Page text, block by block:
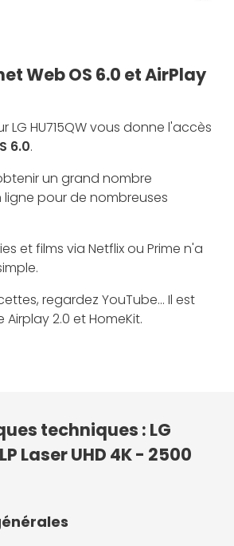
Web OS 6.0 et AirPlay
LG HU715QW vous donne l'accès
6.0.
un grand nombre
pour de nombreuses
et films via Netflix ou Prime n'a
regardez YouTube... Il est
2.0 et HomeKit.
techniques : LG
Laser UHD 4K - 2500